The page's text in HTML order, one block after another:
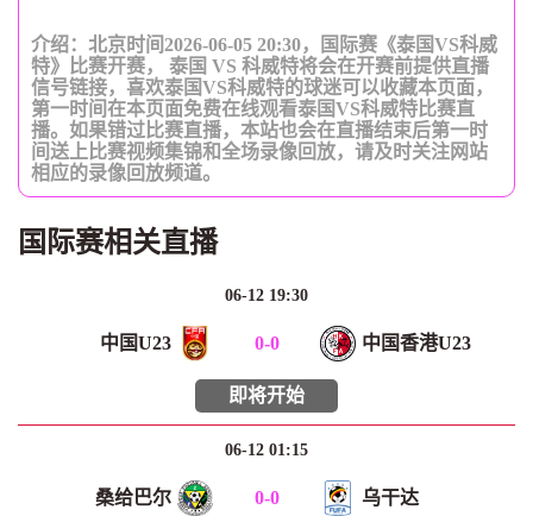
介绍：北京时间2026-06-05 20:30，国际赛《泰国VS科威
特》比赛开赛， 泰国 VS 科威特将会在开赛前提供直播
信号链接，喜欢泰国VS科威特的球迷可以收藏本页面，
第一时间在本页面免费在线观看泰国VS科威特比赛直
播。如果错过比赛直播，本站也会在直播结束后第一时
间送上比赛视频集锦和全场录像回放，请及时关注网站
相应的录像回放频道。
国际赛相关直播
06-12 19:30
中国U23 0-0 中国香港U23
即将开始
06-12 01:15
桑给巴尔 0-0 乌干达